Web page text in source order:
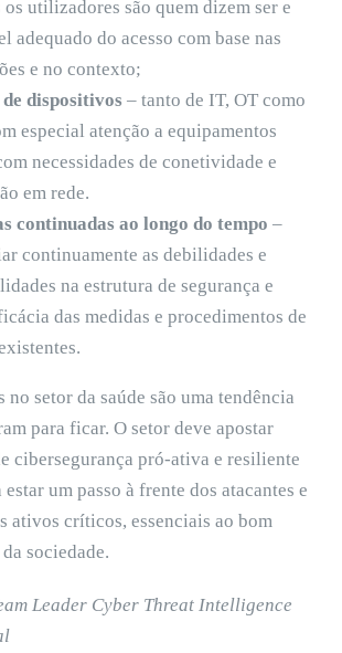
os utilizadores são quem dizem ser e
adequado do acesso com base nas
e no contexto;
dispositivos – tanto de IT, OT como
especial atenção a equipamentos
necessidades de conetividade e
em rede.
continuadas ao longo do tempo –
continuamente as debilidades e
na estrutura de segurança e
das medidas e procedimentos de
no setor da saúde são uma tendência
para ficar. O setor deve apostar
cibersegurança pró-ativa e resiliente
um passo à frente dos atacantes e
ativos críticos, essenciais ao bom
sociedade.
Leader Cyber Threat Intelligence